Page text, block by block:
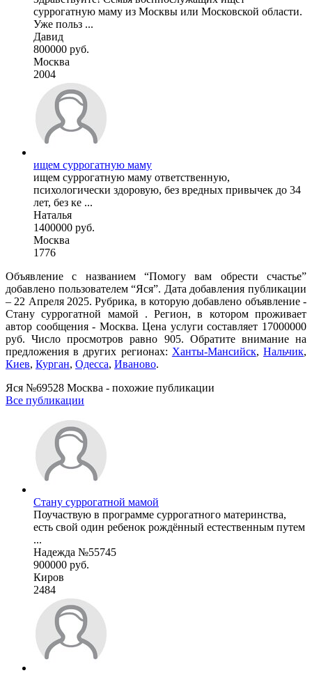
суррогатную маму из Москвы или Московской области.
Уже польз ...
Давид
800000 руб.
Москва
2004
ищем суррогатную маму
ищем суррогатную маму ответственную,
психологически здоровую, без вредных привычек до 34
лет, без ке ...
Наталья
1400000 руб.
Москва
1776
Объявление с названием “Помогу вам обрести счастье”
добавлено пользователем “Яся”. Дата добавления публикации
– 22 Апреля 2025. Рубрика, в которую добавлено объявление -
Cтану суррогатной мамой . Регион, в котором проживает
автор сообщения - Москва. Цена услуги составляет 17000000
руб. Число просмотров равно 905. Обратите внимание на
предложения в других регионах: Ханты-Мансийск,Нальчик,
Киев, Курган, Одесса, Иваново.
Яся №69528 Москва - похожие публикации
Все публикации
Стану суррогатной мамой
Поучаствую в программе суррогатного материнства,
есть свой один ребенок рождённый естественным путем
...
Надежда №55745
900000 руб.
Киров
2484